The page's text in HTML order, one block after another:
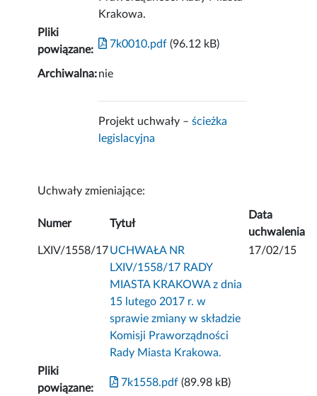
Krakowa.
Pliki
powiązane:
7k0010.pdf (96.12 kB)
Archiwalna:nie
Projekt uchwały –ścieżka
legislacyjna
Uchwały zmieniające:
Numer Tytuł
Data
uchwalenia
LXIV/1558/17UCHWAŁA NR
LXIV/1558/17 RADY
MIASTA KRAKOWA z dnia
15 lutego 2017 r. w
sprawie zmiany w składzie
Komisji Praworządności
Rady Miasta Krakowa.
17/02/15
Pliki
powiązane:
7k1558.pdf (89.98 kB)